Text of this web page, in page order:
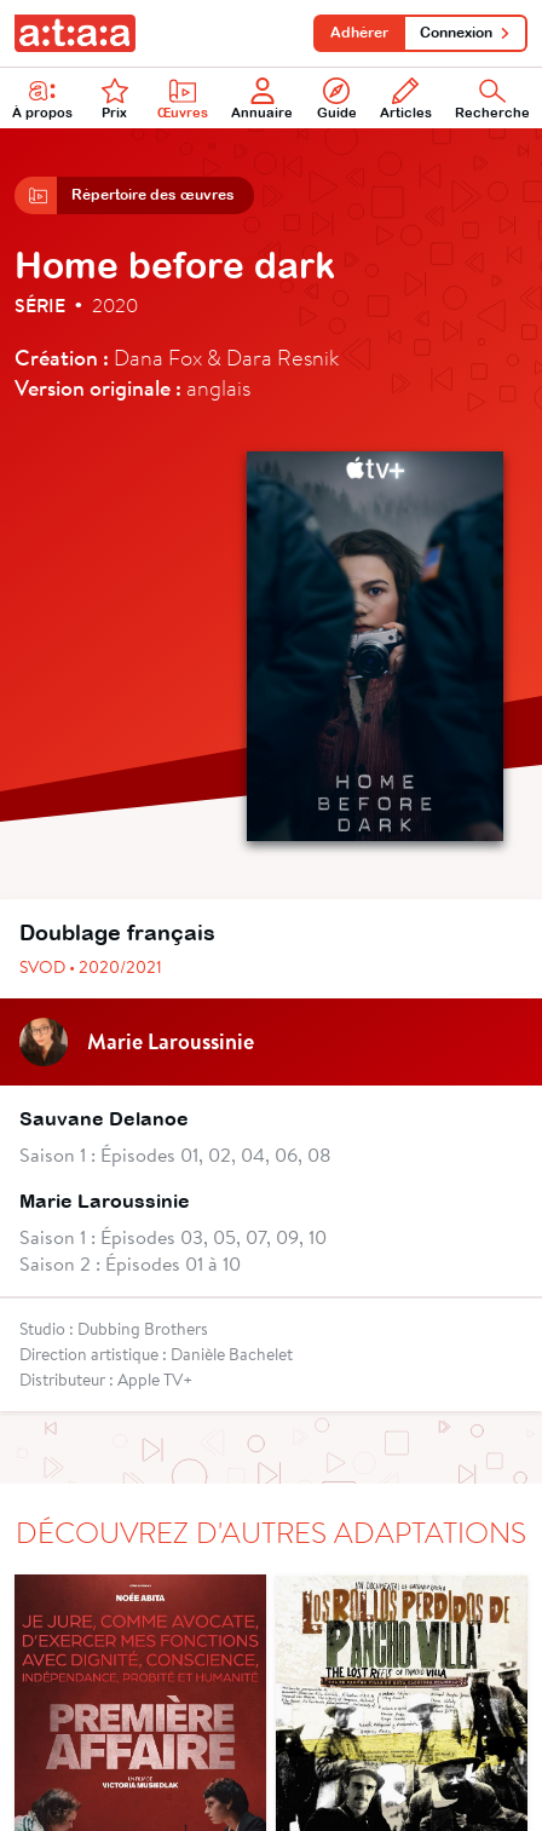
À propos Prix Œuvres Annuaire Guide Articles Recherche
Adhérer Connexion
Répertoire des œuvres
Home before dark
SÉRIE • 2020
Création : Dana Fox & Dara Resnik
Version originale : anglais
Doublage français
SVOD • 2020/2021
Marie Laroussinie
Sauvane Delanoe
Saison 1 : Épisodes 01, 02, 04, 06, 08
Marie Laroussinie
Saison 1 : Épisodes 03, 05, 07, 09, 10
Saison 2 : Épisodes 01 à 10
Studio : Dubbing Brothers
Direction artistique : Danièle Bachelet
Distributeur : Apple TV+
DÉCOUVREZ D'AUTRES ADAPTATIONS